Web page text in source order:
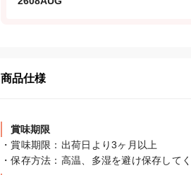
商品仕様
賞味期限
・賞味期限：出荷日より3ヶ月以上
・保存方法：高温、多湿を避け保存してく